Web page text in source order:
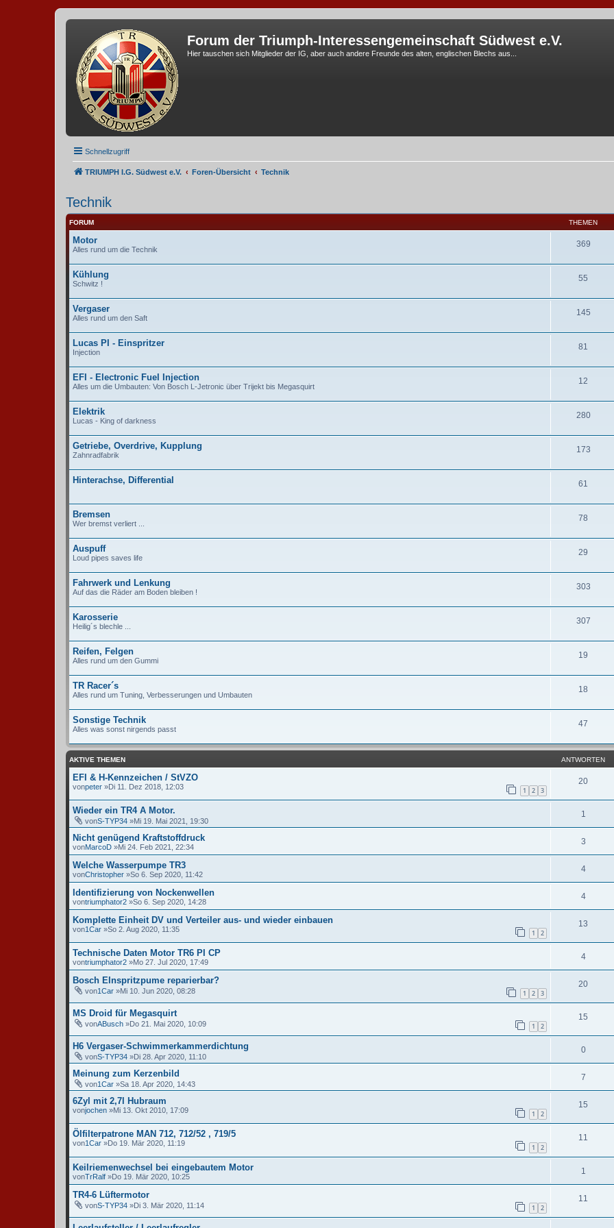
Forum der Triumph-Interessengemeinschaft Südwest e.V.
Hier tauschen sich Mitglieder der IG, aber auch andere Freunde des alten, englischen Blechs aus...
Schnellzugriff
TRIUMPH I.G. Südwest e.V. Foren-Übersicht Technik
Technik
FORUM THEMEN
Motor
Alles rund um die Technik
369
Kühlung
Schwitz !
55
Vergaser
Alles rund um den Saft
145
Lucas PI - Einspritzer
Injection
81
EFI - Electronic Fuel Injection
Alles um die Umbauten: Von Bosch L-Jetronic über Trijekt bis Megasquirt
12
Elektrik
Lucas - King of darkness
280
Getriebe, Overdrive, Kupplung
Zahnradfabrik
173
Hinterachse, Differential 61
Bremsen
Wer bremst verliert ...
78
Auspuff
Loud pipes saves life
29
Fahrwerk und Lenkung
Auf das die Räder am Boden bleiben !
303
Karosserie
Heilig´s blechle ...
307
Reifen, Felgen
Alles rund um den Gummi
19
TR Racer´s
Alles rund um Tuning, Verbesserungen und Umbauten
18
Sonstige Technik
Alles was sonst nirgends passt
47
AKTIVE THEMEN ANTWORTEN
EFI & H-Kennzeichen / StVZO
vonpeter »Di 11. Dez 2018, 12:03 1 2 3
20
Wieder ein TR4 A Motor.
vonS-TYP34 »Mi 19. Mai 2021, 19:30
1
Nicht genügend Kraftstoffdruck
vonMarcoD »Mi 24. Feb 2021, 22:34
3
Welche Wasserpumpe TR3
vonChristopher »So 6. Sep 2020, 11:42
4
Identifizierung von Nockenwellen
vontriumphator2 »So 6. Sep 2020, 14:28
4
Komplette Einheit DV und Verteiler aus- und wieder einbauen
von1Car »So 2. Aug 2020, 11:35 1 2
13
Technische Daten Motor TR6 PI CP
vontriumphator2 »Mo 27. Jul 2020, 17:49
4
Bosch EInspritzpume reparierbar?
von1Car »Mi 10. Jun 2020, 08:28 1 2 3
20
MS Droid für Megasquirt
vonABusch »Do 21. Mai 2020, 10:09 1 2
15
H6 Vergaser-Schwimmerkammerdichtung
vonS-TYP34 »Di 28. Apr 2020, 11:10
0
Meinung zum Kerzenbild
von1Car »Sa 18. Apr 2020, 14:43
7
6Zyl mit 2,7l Hubraum
vonjochen »Mi 13. Okt 2010, 17:09 1 2
15
Ölfilterpatrone MAN 712, 712/52 , 719/5
von1Car »Do 19. Mär 2020, 11:19 1 2
11
Keilriemenwechsel bei eingebautem Motor
vonTrRalf »Do 19. Mär 2020, 10:25
1
TR4-6 Lüftermotor
vonS-TYP34 »Di 3. Mär 2020, 11:14 1 2
11